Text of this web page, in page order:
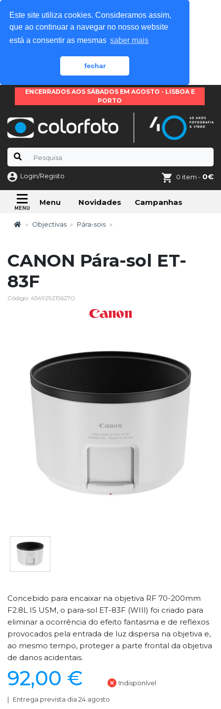
Este site utiliza cookies. Consideramos assim,
que ao continuar a navegar no nosso website
está a consentir as mesmas saber mais
fechar
ENCERRADOS AOS SÁBADOS EM AGOSTO - LISBOA E
PORTO
Login/Registo 0 item - 0€
Menu Novidades Campanhas
Objectivas Pára-sois
CANON Pára-sol ET-
83F
Código: 4549292156270
Concebido para encaixar na objetiva RF 70-200mm
F2.8L IS USM, o para-sol ET-83F (WIII) foi criado para
eliminar a ocorrência do efeito fantasma e de reflexos
provocados pela entrada de luz dispersa na objetiva e,
ao mesmo tempo, proteger a parte frontal da objetiva
de danos acidentais.
92,00 € Indisponível
Entrega prevista dia 24 agosto